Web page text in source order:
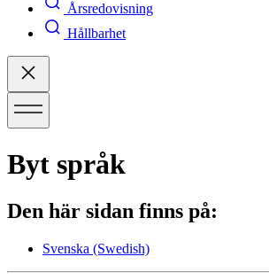
Årsredovisning
Hållbarhet
Byt språk
Den här sidan finns på:
Svenska (Swedish)